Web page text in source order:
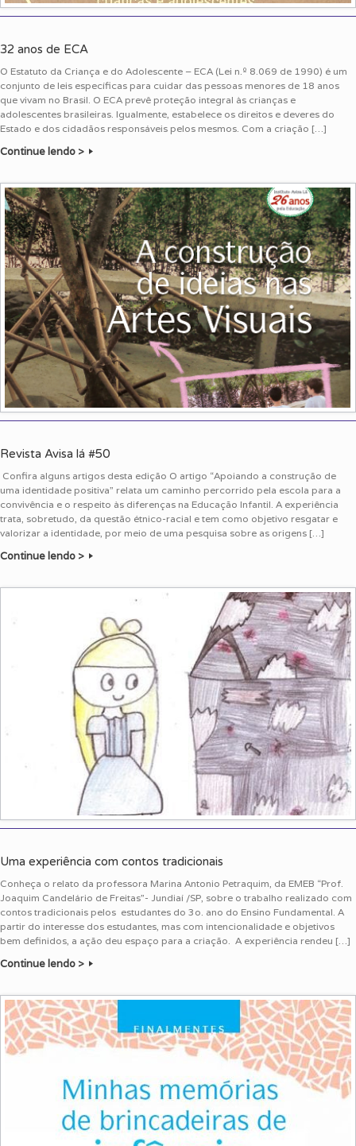
32 anos de ECA
O Estatuto da Criança e do Adolescente – ECA (Lei n.º 8.069 de 1990) é um
conjunto de leis específicas para cuidar das pessoas menores de 18 anos
que vivam no Brasil. O ECA prevê proteção integral às crianças e
adolescentes brasileiras. Igualmente, estabelece os direitos e deveres do
Estado e dos cidadãos responsáveis pelos mesmos. Com a criação […]
Continue lendo >
Revista Avisa lá #50
Confira alguns artigos desta edição O artigo “Apoiando a construção de
uma identidade positiva” relata um caminho percorrido pela escola para a
convivência e o respeito às diferenças na Educação Infantil. A experiência
trata, sobretudo, da questão étnico-racial e tem como objetivo resgatar e
valorizar a identidade, por meio de uma pesquisa sobre as origens […]
Continue lendo >
Uma experiência com contos tradicionais
Conheça o relato da professora Marina Antonio Petraquim, da EMEB “Prof.
Joaquim Candelário de Freitas”- Jundiaí /SP, sobre o trabalho realizado com
contos tradicionais pelos estudantes do 3o. ano do Ensino Fundamental. A
partir do interesse dos estudantes, mas com intencionalidade e objetivos
bem definidos, a ação deu espaço para a criação. A experiência rendeu […]
Continue lendo >